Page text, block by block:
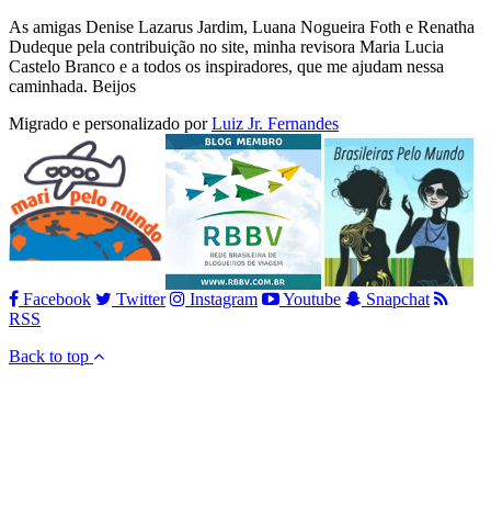
As amigas Denise Lazarus Jardim, Luana Nogueira Foth e Renatha
Dudeque pela contribuição no site, minha revisora Maria Lucia
Castelo Branco e a todos os inspiradores, que me ajudam nessa
caminhada. Beijos
Migrado e personalizado porLuiz Jr. Fernandes
Facebook Twitter Instagram Youtube
Snapchat
RSS
Back to top